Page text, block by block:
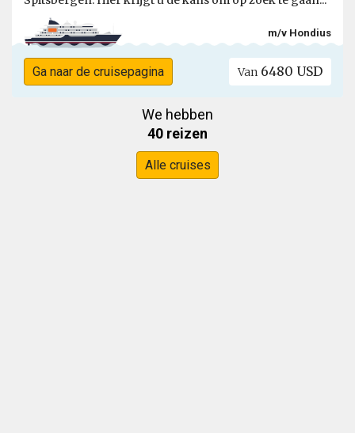
m/v Hondius
Ga naar de cruisepagina Van 6480 USD
We hebben
40 reizen
Alle cruises